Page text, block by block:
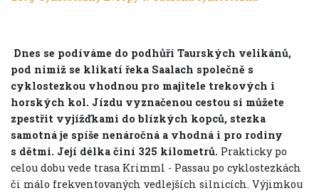
Dnes se podíváme do podhůří Taurských velikánů,
pod nimiž se klikatí řeka Saalach společně s
cyklostezkou vhodnou pro majitele trekových i
horských kol. Jízdu vyznačenou cestou si můžete
zpestřit vyjížďkami do blízkých kopců, stezka
samotná je spíše nenáročná a vhodná i pro rodiny
s dětmi. Její délka činí 325 kilometrů. Prakticky po
celou dobu vede trasa Krimml - Passau po cyklostezkách
či málo frekventovaných vedlejších silnicích. Výjimkou